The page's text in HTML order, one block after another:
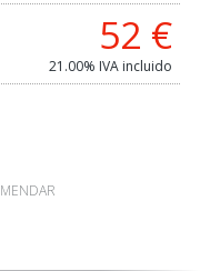
52 €
21.00% IVA incluido